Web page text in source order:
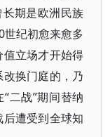
期是欧洲民族
纪初愈来愈多
立场才开始得
换门庭的，乃
二战”期间替纳
遭受到全球知